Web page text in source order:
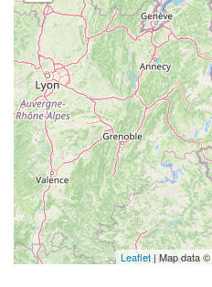
Leaflet| Map data ©